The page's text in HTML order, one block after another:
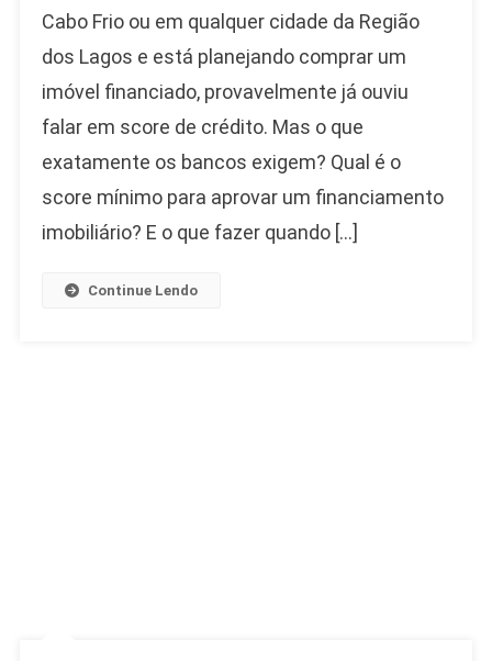
Cabo Frio ou em qualquer cidade da Região
dos Lagos e está planejando comprar um
imóvel financiado, provavelmente já ouviu
falar em score de crédito. Mas o que
exatamente os bancos exigem? Qual é o
score mínimo para aprovar um financiamento
imobiliário? E o que fazer quando […]
Continue Lendo